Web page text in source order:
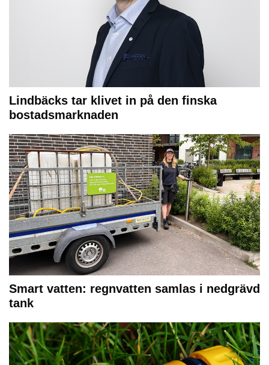
Lindbäcks tar klivet in på den finska
bostadsmarknaden
Smart vatten: regnvatten samlas i nedgrävd
tank